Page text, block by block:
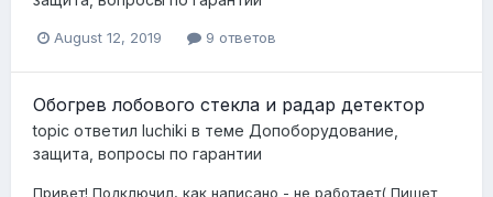
August 12, 2019 9 ответов
Обогрев лобового стекла и радар детектор
topic ответил luchiki в теме Допоборудование,
защита, вопросы по гарантии
Привет! Подключил, как написано - не работает( Пишет